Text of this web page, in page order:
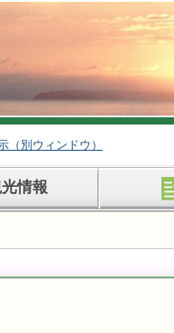
（別ウィンドウ）
情報